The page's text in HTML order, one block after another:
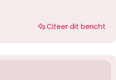
Citeer dit bericht